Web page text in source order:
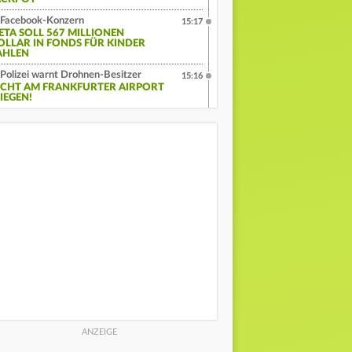
Facebook-Konzern
SOLL 567 MILLIONEN
IN FONDS FÜR KINDER
15:17
Polizei warnt Drohnen-Besitzer
AM FRANKFURTER AIRPORT
15:16